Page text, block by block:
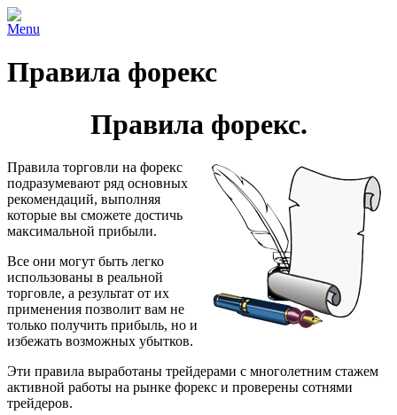
Menu
Правила форекс
Правила форекс.
Правила торговли на форекс
подразумевают ряд основных
рекомендаций, выполняя
которые вы сможете достичь
максимальной прибыли.
Все они могут быть легко
использованы в реальной
торговле, а результат от их
применения позволит вам не
только получить прибыль, но и
избежать возможных убытков.
Эти правила выработаны трейдерами с многолетним стажем
активной работы на рынке форекс и проверены сотнями
трейдеров.